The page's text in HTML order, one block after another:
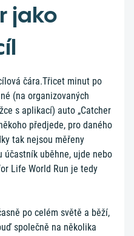
jako
čára.Třicet minut po
(na organizovaných
s aplikací) auto „Catcher
předjede, pro daného
tak nejsou měřeny
účastník uběhne, ujde nebo
Life World Run je tedy
po celém světě a běží,
společně na několika